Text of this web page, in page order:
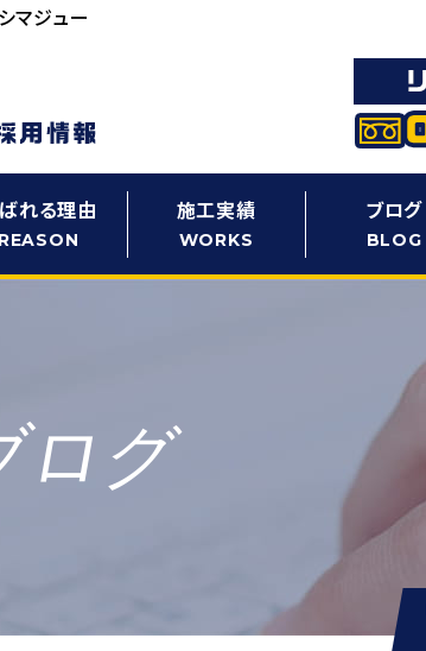
マジュー
れる理由
REASON
施工実績
WORKS
ブログ
BLOG
ログ